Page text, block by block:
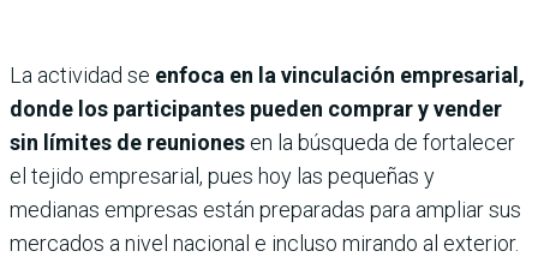
La actividad se enfoca en la vinculación empresarial,
donde los participantes pueden comprar y vender
sin límites de reuniones en la búsqueda de fortalecer
el tejido empresarial, pues hoy las pequeñas y
medianas empresas están preparadas para ampliar sus
mercados a nivel nacional e incluso mirando al exterior.